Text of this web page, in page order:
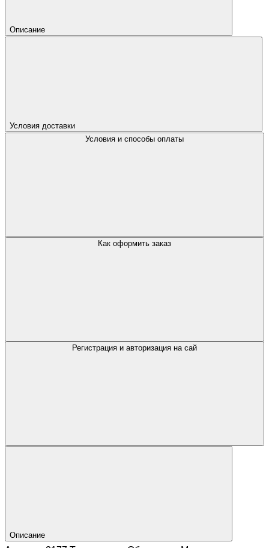
Описание
Условия доставки
Условия и способы оплаты
Как оформить заказ
Регистрация и авторизация на сай
Описание